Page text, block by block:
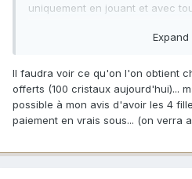
uniquement en jouant et avec
Expand
Il faudra voir ce qu'on l'on obtient
offerts (100 cristaux aujourd'hui)...
possible à mon avis d'avoir les 4
paiement en vrais sous... (on verra